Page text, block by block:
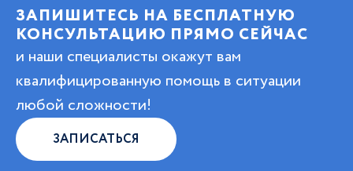
ЗАПИШИТЕСЬ НА БЕСПЛАТНУЮ
КОНСУЛЬТАЦИЮ ПРЯМО СЕЙЧАС
и наши специалисты окажут вам
квалифицированную помощь в ситуации
любой сложности!
ЗАПИСАТЬСЯ